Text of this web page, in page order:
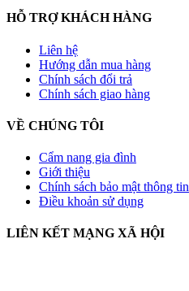
HỖ TRỢ KHÁCH HÀNG
Liên hệ
Hướng dẫn mua hàng
Chính sách đổi trả
Chính sách giao hàng
VỀ CHÚNG TÔI
Cẩm nang gia đình
Giới thiệu
Chính sách bảo mật thông tin
Điều khoản sử dụng
LIÊN KẾT MẠNG XÃ HỘI